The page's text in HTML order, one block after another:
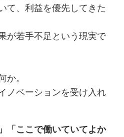
て、利益を優先してきた
が若手不足という現実で
か。
ノベーションを受け入れ
「ここで働いていてよか